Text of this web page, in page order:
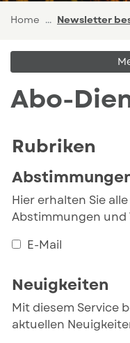
Home Newsletter
Abo-
Rubriken
Hier erhalten Sie
Abstimmungen und
E-Mail
Neuigkeiten
Mit diesem Service
aktuellen